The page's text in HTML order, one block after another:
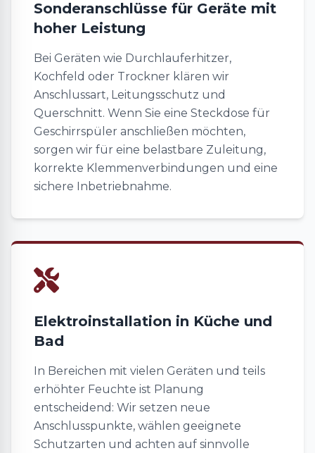
Sonderanschlüsse für Geräte mit
hoher Leistung
Bei Geräten wie Durchlauferhitzer,
Kochfeld oder Trockner klären wir
Anschlussart, Leitungsschutz und
Querschnitt. Wenn Sie eine Steckdose für
Geschirrspüler anschließen möchten,
sorgen wir für eine belastbare Zuleitung,
korrekte Klemmenverbindungen und eine
sichere Inbetriebnahme.
Elektroinstallation in Küche und
Bad
In Bereichen mit vielen Geräten und teils
erhöhter Feuchte ist Planung
entscheidend: Wir setzen neue
Anschlusspunkte, wählen geeignete
Schutzarten und achten auf sinnvolle